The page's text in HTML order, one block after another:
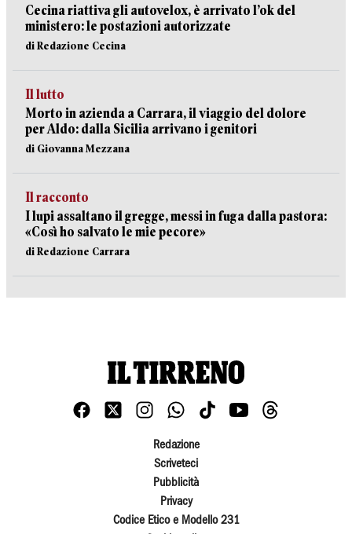
Cecina riattiva gli autovelox, è arrivato l’ok del
ministero: le postazioni autorizzate
di Redazione Cecina
Il lutto
Morto in azienda a Carrara, il viaggio del dolore
per Aldo: dalla Sicilia arrivano i genitori
di Giovanna Mezzana
Il racconto
I lupi assaltano il gregge, messi in fuga dalla pastora:
«Così ho salvato le mie pecore»
di Redazione Carrara
Redazione
Scriveteci
Pubblicità
Privacy
Codice Etico e Modello 231